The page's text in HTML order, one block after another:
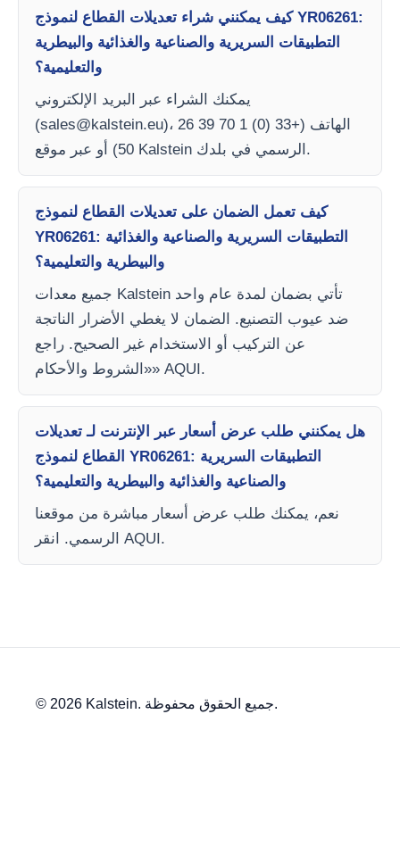
كيف يمكنني شراء تعديلات القطاع لنموذج YR06261:
التطبيقات السريرية والصناعية والغذائية والبيطرية
والتعليمية؟
يمكنك الشراء عبر البريد الإلكتروني
(sales@kalstein.eu)، الهاتف (+33 (0) 1 70 39 26
50) أو عبر موقع Kalstein الرسمي في بلدك.
كيف تعمل الضمان على تعديلات القطاع لنموذج
YR06261: التطبيقات السريرية والصناعية والغذائية
والبيطرية والتعليمية؟
جميع معدات Kalstein تأتي بضمان لمدة عام واحد
ضد عيوب التصنيع. الضمان لا يغطي الأضرار الناتجة
عن التركيب أو الاستخدام غير الصحيح. راجع
«الشروط والأحكام» AQUI.
هل يمكنني طلب عرض أسعار عبر الإنترنت لـ تعديلات
القطاع لنموذج YR06261: التطبيقات السريرية
والصناعية والغذائية والبيطرية والتعليمية؟
نعم، يمكنك طلب عرض أسعار مباشرة من موقعنا
الرسمي. انقر AQUI.
© 2026 Kalstein. جميع الحقوق محفوظة.